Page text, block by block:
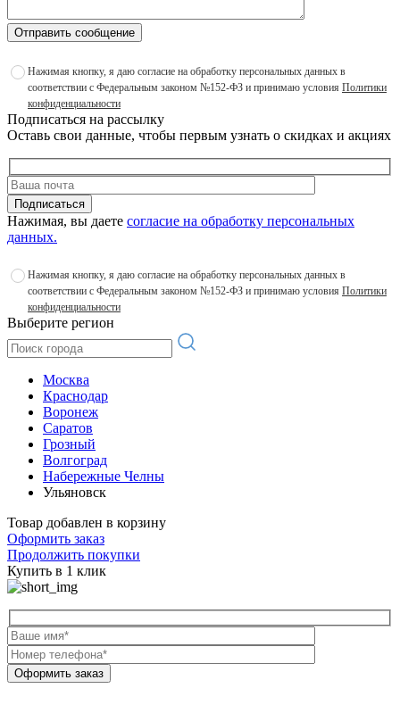
Отправить сообщение
Нажимая кнопку, я даю согласие на обработку персональных данных в
соответствии с Федеральным законом №152-ФЗ и принимаю условия Политики
конфиденциальности
Подписаться на рассылку
Оставь свои данные, чтобы первым узнать о скидках и акциях
Подписаться
Нажимая, вы даете согласие на обработку персональных
данных.
Нажимая кнопку, я даю согласие на обработку персональных данных в
соответствии с Федеральным законом №152-ФЗ и принимаю условия Политики
конфиденциальности
Выберите регион
Москва
Краснодар
Воронеж
Саратов
Грозный
Волгоград
Набережные Челны
Ульяновск
Товар добавлен в корзину
Оформить заказ
Продолжить покупки
Купить в 1 клик
Оформить заказ